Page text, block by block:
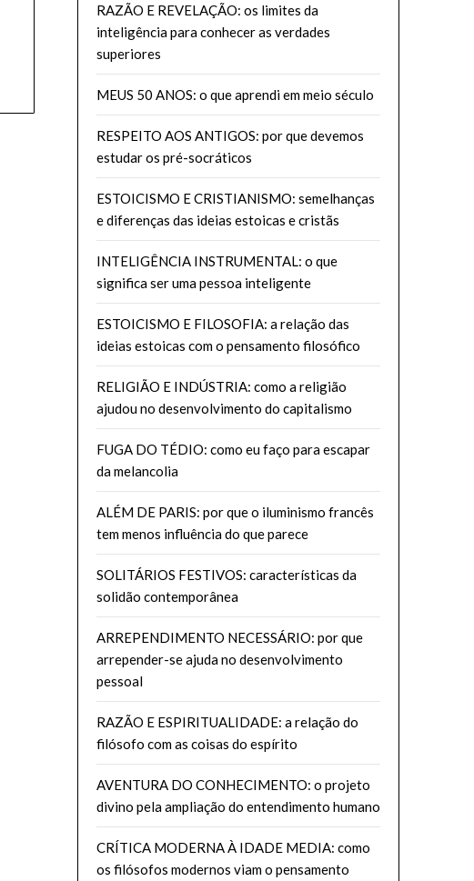
RAZÃO E REVELAÇÃO: os limites da
inteligência para conhecer as verdades
superiores
MEUS 50 ANOS: o que aprendi em meio século
RESPEITO AOS ANTIGOS: por que devemos
estudar os pré-socráticos
ESTOICISMO E CRISTIANISMO: semelhanças
e diferenças das ideias estoicas e cristãs
INTELIGÊNCIA INSTRUMENTAL: o que
significa ser uma pessoa inteligente
ESTOICISMO E FILOSOFIA: a relação das
ideias estoicas com o pensamento filosófico
RELIGIÃO E INDÚSTRIA: como a religião
ajudou no desenvolvimento do capitalismo
FUGA DO TÉDIO: como eu faço para escapar
da melancolia
ALÉM DE PARIS: por que o iluminismo francês
tem menos influência do que parece
SOLITÁRIOS FESTIVOS: características da
solidão contemporânea
ARREPENDIMENTO NECESSÁRIO: por que
arrepender-se ajuda no desenvolvimento
pessoal
RAZÃO E ESPIRITUALIDADE: a relação do
filósofo com as coisas do espírito
AVENTURA DO CONHECIMENTO: o projeto
divino pela ampliação do entendimento humano
CRÍTICA MODERNA À IDADE MEDIA: como
os filósofos modernos viam o pensamento